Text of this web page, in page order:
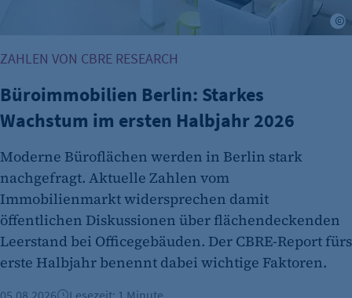
Dieser Cookie speichert die ausgewählten
Einverständnis-Optionen des Benutzers
Cookie Laufzeit:
etracker Analytics
ZAHLEN VON CBRE RESEARCH
Büroimmobilien Berlin: Starkes
Wachstum im ersten Halbjahr 2026
Moderne Büroflächen werden in Berlin stark
nachgefragt. Aktuelle Zahlen vom
Immobilienmarkt widersprechen damit
öffentlichen Diskussionen über flächendeckenden
Leerstand bei Officegebäuden. Der CBRE-Report fürs
erste Halbjahr benennt dabei wichtige Faktoren.
05.08.2026 Lesezeit: 1 Minute